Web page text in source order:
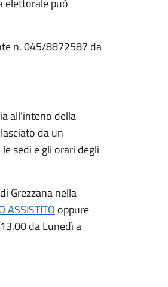
elettorale può
n. 045/8872587 da
all'inteno della
da un
sedi e gli orari degli
Grezzana nella
ASSISTITO oppure
da Lunedì a